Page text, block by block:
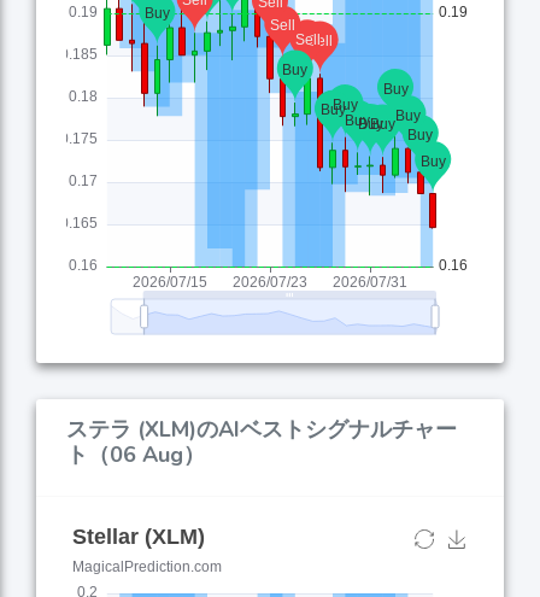
ステラ (XLM)のAIベストシグナルチャー
ト（06 Aug）